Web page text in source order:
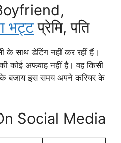
भट्टप्रेमि, पति
के साथ डेटिंग नहीं कर रहीं हैं।
कोई अफवाह नहीं है। वह किसी
के बजाय इस समय अपने करियर के
Social Media